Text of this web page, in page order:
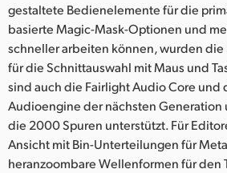
Portugal
Singapore
South Africa
Spain
Sweden
gestaltete Bedienelemente für die
basierte Magic-Mask-Optionen und
schneller arbeiten können, wurden die
für die Schnittauswahl mit Maus und
sind auch die Fairlight Audio Core und
Audioengine der nächsten Generation
die 2000 Spuren unterstützt. Für
Ansicht mit Bin-Unterteilungen für
heranzoombare Wellenformen für den